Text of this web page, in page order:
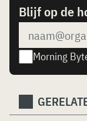
Blijf op de
Morning